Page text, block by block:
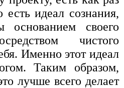
есть идеал сознания,
своего
чистого
Именно этот идеал
Таким образом,
лучше всего делает